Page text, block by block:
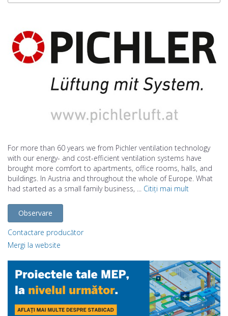
For more than 60 years we from Pichler ventilation technology
with our energy- and cost-efficient ventilation systems have
brought more comfort to apartments, office rooms, halls, and
buildings. In Austria and throughout the whole of Europe. What
had started as a small family business, ... Citiți mai mult
Observare
Contactare producător
Mergi la website